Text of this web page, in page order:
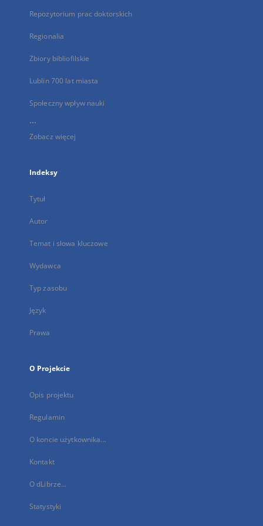
Repozytorium prac doktorskich
Regionalia
Zbiory bibliofilskie
Lublin 700 lat miasta
Społeczny wpływ nauki
...
Zobacz więcej
Indeksy
Tytuł
Autor
Temat i słowa kluczowe
Wydawca
Typ zasobu
Język
Prawa
O Projekcie
Opis projektu
Regulamin
O koncie użytkownika...
Kontakt
O dLibrze...
Statystyki